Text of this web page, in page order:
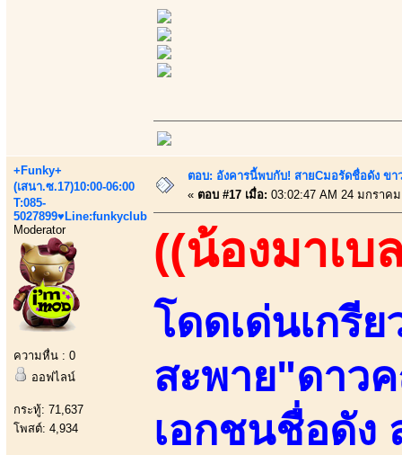
+Funky+
(เสนา.ซ.17)10:00-06:00
T:085-
5027899♥Line:funkyclub
Moderator
ความหื่น : 0
ออฟไลน์
กระทู้: 71,637
โพสต์: 4,934
ตอบ: อังคารนี้พบกับ! สายCมอรัดชื่อดัง ขา
« ตอบ #17 เมื่อ: 03:02:47 AM 24 มกราค
((น้องมาเบ
โดดเด่นเกรี
สะพาย"ดาว
เอกชนชื่อดัง